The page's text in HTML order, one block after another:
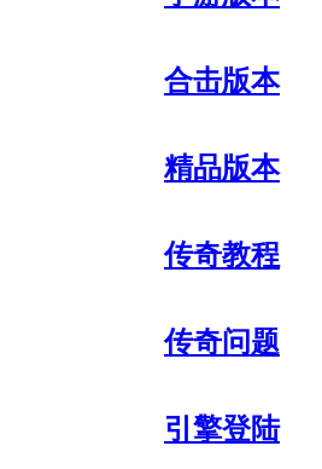
合击版本
精品版本
传奇教程
传奇问题
引擎登陆